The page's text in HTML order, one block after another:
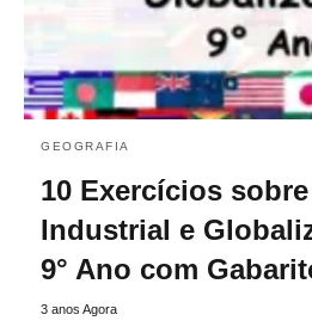
GEOGRAFIA
10 Exercícios
Industrial e
9° Ano com
3 anos Agora